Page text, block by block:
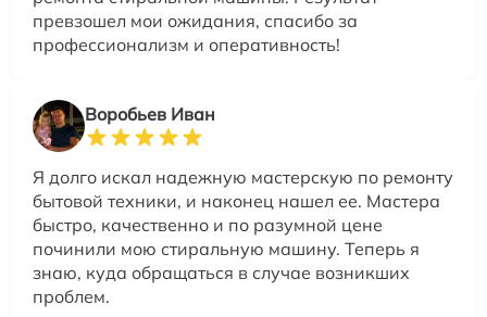
превзошел мои ожидания, спасибо за
профессионализм и оперативность!
Воробьев Иван
Я долго искал надежную мастерскую по ремонту
бытовой техники, и наконец нашел ее. Мастера
быстро, качественно и по разумной цене
починили мою стиральную машину. Теперь я
знаю, куда обращаться в случае возникших
проблем.